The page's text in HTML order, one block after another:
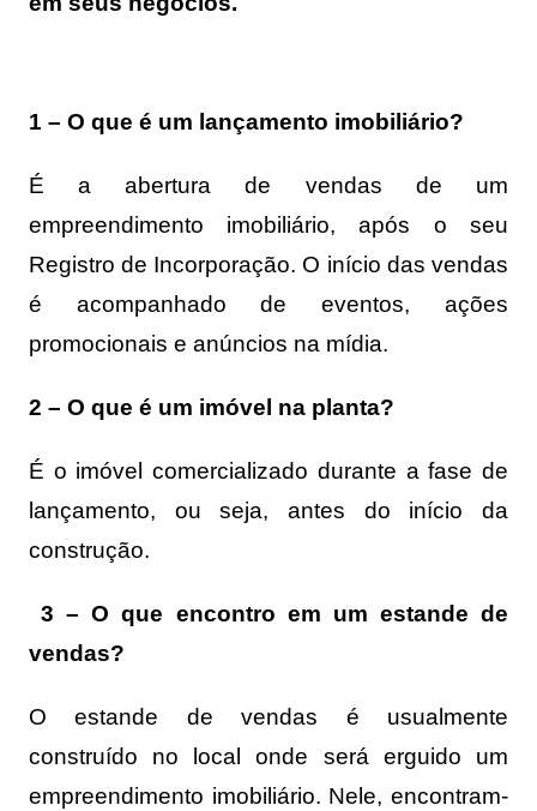
1 – O que é um lançamento imobiliário?
É a abertura de vendas de um
empreendimento imobiliário, após o seu
Registro de Incorporação. O início das vendas
é acompanhado de eventos, ações
promocionais e anúncios na mídia.
2 – O que é um imóvel na planta?
É o imóvel comercializado durante a fase de
lançamento, ou seja, antes do início da
construção.
3 – O que encontro em um estande de
vendas?
O estande de vendas é usualmente
construído no local onde será erguido um
empreendimento imobiliário. Nele, encontram-